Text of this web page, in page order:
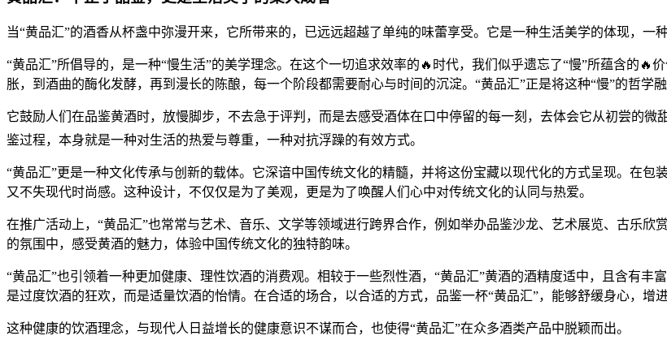
当“黄品汇”的酒香从杯盏中弥漫开来，它所带来的，已远远超越了单纯的味蕾享受。它是一种生活美学的体现，一
“黄品汇”所倡导的，是一种“慢生活”的美学理念。在这个一切追求效率的🔥时代，我们似乎遗忘了“慢”所蕴含的
胀，到酒曲的酶化发酵，再到漫长的陈酿，每一个阶段都需要耐心与时间的沉淀。“黄品汇”正是将这种“慢”的哲学融
它鼓励人们在品鉴黄酒时，放慢脚步，不去急于评判，而是去感受酒体在口中停留的每一刻，去体会它从初尝的
鉴过程，本身就是一种对生活的热爱与尊重，一种对抗浮躁的有效方式。
“黄品汇”更是一种文化传承与创新的载体。它深谙中国传统文化的精髓，并将这份宝藏以现代化的方式呈现。在包
又不失现代时尚感。这种设计，不仅仅是为了美观，更是为了唤醒人们心中对传统文化的认同与热爱。
在推广活动上，“黄品汇”也常常与艺术、音乐、文学等领域进行跨界合作，例如举办品鉴沙龙、艺术展览、古乐
的氛围中，感受黄酒的魅力，体验中国传统文化的独特韵味。
“黄品汇”也引领着一种更加健康、理性饮酒的消费观。相较于一些烈性酒，“黄品汇”黄酒的酒精度适中，且含有
是过度饮酒的狂欢，而是适量饮酒的怡情。在合适的场合，以合适的方式，品鉴一杯“黄品汇”，能够舒缓身心，增
这种健康的饮酒理念，与现代人日益增长的健康意识不谋而合，也使得“黄品汇”在众多酒类产品中脱颖而出。